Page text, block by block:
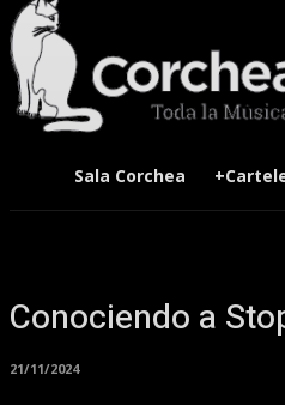
Sala Corchea
Conociendo a
21/11/2024